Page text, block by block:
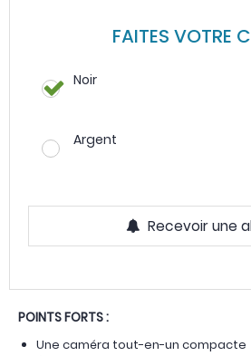
FAITES VOTRE
Noir
Argent
Recevoir une
POINTS FORTS :
Une caméra tout-en-un compacte